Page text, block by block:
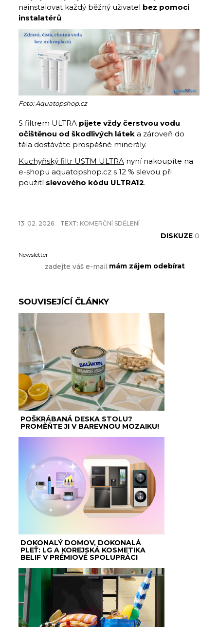
nainstalovat každý běžný uživatel bez pomoci
instalatérů.
Foto: Aquatopshop.cz
S filtrem ULTRA pijete vždy čerstvou vodu
očištěnou od škodlivých látek a zároveň do
těla dostáváte prospěšné minerály.
Kuchyňský filtr USTM ULTRA nyní nakoupíte na
e-shopu aquatopshop.cz s 12 % slevou při
použití slevového kódu ULTRA12.
13. 02. 2026 TEXT: KOMERČNÍ SDĚLENÍ
DISKUZE 0
Newsletter
SOUVISEJÍCÍ ČLÁNKY
POŠKRÁBANÁ DESKA STOLU?
PROMĚŇTE JI V BAREVNOU MOZAIKU!
DOKONALÝ DOMOV, DOKONALÁ
PLEŤ: LG A KOREJSKÁ KOSMETIKA
BELIF V PRÉMIOVÉ SPOLUPRÁCI